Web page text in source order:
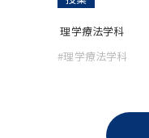
理学療法学科
#理学療法学科